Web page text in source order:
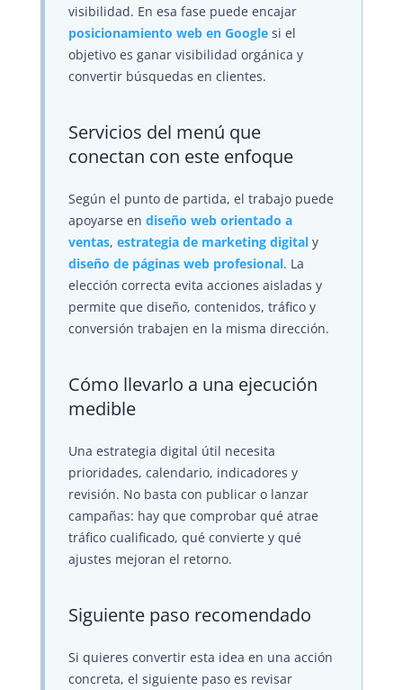
visibilidad. En esa fase puede encajar
posicionamiento web en Googlesi el
objetivo es ganar visibilidad orgánica y
convertir búsquedas en clientes.
Servicios del menú que
conectan con este enfoque
Según el punto de partida, el trabajo puede
apoyarse en diseño web orientado a
ventas, estrategia de marketing digitaly
diseño de páginas web profesional. La
elección correcta evita acciones aisladas y
permite que diseño, contenidos, tráfico y
conversión trabajen en la misma dirección.
Cómo llevarlo a una ejecución
medible
Una estrategia digital útil necesita
prioridades, calendario, indicadores y
revisión. No basta con publicar o lanzar
campañas: hay que comprobar qué atrae
tráfico cualificado, qué convierte y qué
ajustes mejoran el retorno.
Siguiente paso recomendado
Si quieres convertir esta idea en una acción
concreta, el siguiente paso es revisar